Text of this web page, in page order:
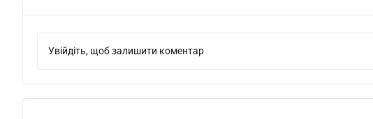
Увійдіть, щоб залишити коментар